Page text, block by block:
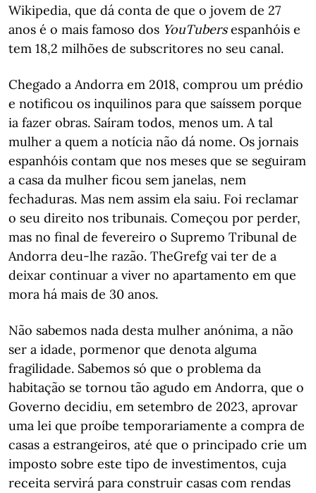
Wikipedia, que dá conta de que o jovem de 27
anos é o mais famoso dos YouTubersespanhóis e
tem 18,2 milhões de subscritores no seu canal.
Chegado a Andorra em 2018, comprou um prédio
e notificou os inquilinos para que saíssem porque
ia fazer obras. Saíram todos, menos um. A tal
mulher a quem a notícia não dá nome. Os jornais
espanhóis contam que nos meses que se seguiram
a casa da mulher ficou sem janelas, nem
fechaduras. Mas nem assim ela saiu. Foi reclamar
o seu direito nos tribunais. Começou por perder,
mas no final de fevereiro o Supremo Tribunal de
Andorra deu-lhe razão. TheGrefg vai ter de a
deixar continuar a viver no apartamento em que
mora há mais de 30 anos.
Não sabemos nada desta mulher anónima, a não
ser a idade, pormenor que denota alguma
fragilidade. Sabemos só que o problema da
habitação se tornou tão agudo em Andorra, que o
Governo decidiu, em setembro de 2023, aprovar
uma lei que proíbe temporariamente a compra de
casas a estrangeiros, até que o principado crie um
imposto sobre este tipo de investimentos, cuja
receita servirá para construir casas com rendas